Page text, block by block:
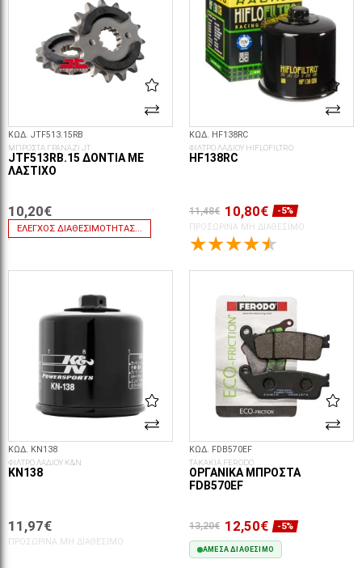
ΚΩΔ. JTF513.15RB
ΜΠΡΟΣΤΑ ΓΡΑΝΑΖΙ JT
JTF513RB.15 ΔΌΝΤΙΑ ΜΕ
ΛΆΣΤΙΧΟ
10,20€
ΈΛΕΓΧΟΣ ΔΙΑΘΕΣΙΜΌΤΗΤΑΣ...
ΚΩΔ. HF138RC
ΦΙΛΤΡΟ ΛΑΔΙΟΥ HIFLOFILTRO
HF138RC
11,48€ 10,80€
-5%
ΠΡΟΣΩΡΙΝΆ ΜΗ ΔΙΑΘΈΣΙΜΟ
ΚΩΔ. KN138
ΦΙΛΤΡΟ ΛΑΔΙΟΥ K&N
KN138
11,97€
ΠΡΟΣΩΡΙΝΆ ΜΗ ΔΙΑΘΈΣΙΜΟ
ΚΩΔ. FDB570EF
ΤΑΚΑΚΙΑ FERODO
ΟΡΓΑΝΙΚΆ ΜΠΡΟΣΤΆ
FDB570EF
13,20€ 12,50€ -5%
ΆΜΕΣΑ ΔΙΑΘΈΣΙΜΟ